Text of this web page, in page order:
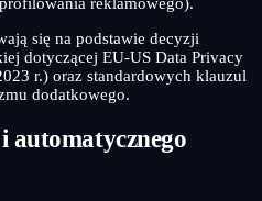
reklamowego).
się na podstawie decyzji
dotyczącej EU-US Data Privacy
r.) oraz standardowych klauzul
dodatkowego.
automatycznego